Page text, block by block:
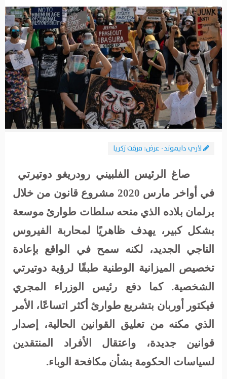
لاري دايموند- عرض: مرﭬت زكريا
صاغ الرئيس الفلبيني رودريغو دوتيرتي
في أواخر مارس 2020 مشروع قانون من خلال
برلمان بلاده الذي منحه سلطات طوارئ موسعة
بشكل كبير، يهدف ظاهريًا لمحاربة الفيروس
التاجي الجديد، لكنه سمح في الواقع بإعادة
تخصيص الميزانية الوطنية طبقًا لرؤية دوتيرتي
الشخصية. كما دفع رئيس الوزراء المجري
فيكتور أوربان بتشريع طوارئ أكثر اتساعًا، الأمر
الذي مكنه من تعليق القوانين الحالية، إصدار
قوانين جديدة، واعتقال الأفراد المنتقدين
لسياسات الحكومة بشأن مكافحة الوباء.